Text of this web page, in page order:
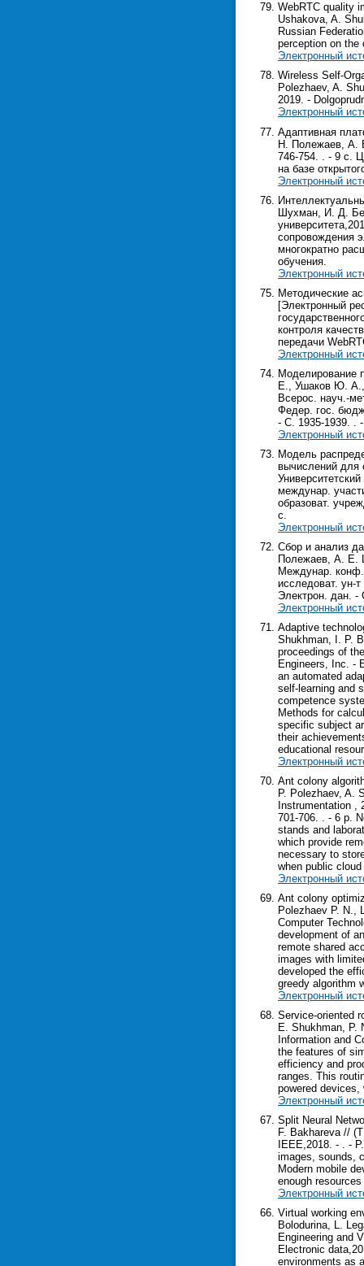
WebRTC quality
Ushakova, A.
Russian
perception on the
Электронный
Wireless Self-
Polezhaev, A.
2019. -
Электронный
Адаптивная
Н. Полежаев, А.
746-754. . - 9 с.
на базе
Электронный
Шухман, И. Д.
сопровождения
многократно
обучения.
Электронный
Методические
[Электронный
контроля
передачи
Электронный
Моделирование
Е., Ушаков Ю. А.,
Всерос. науч.-
Федер. гос.
- С. 1935-1939. .
Электронный
Модель
вычислений
междунар.
образоват.
с.
Электронный
Сбор и анализ
Полежаев, А. Е.
Междунар.
исследоват.
Электрон. дан. -
Электронный
Adaptive
Shukhman, I. P.
proceedings of
Engineers, Inc. -
an automated
self-learning and
competence
Methods for
specific subject
their
educational
Электронный
Ant colony
P. Polezhaev, A.
Instrumentation ,
701-706. . - 6 p.
stands and
which provide
necessary to
when public
Электронный
Ant colony
Polezhaev P. N.,
Computer
development of
remote shared
images with
developed the
greedy algorithm
Электронный
Service-oriented
E. Shukhman, P.
Information and
the features of
efficiency and
ranges. This
powered devices,
Электронный
Split Neural
F. Bakhareva //
IEEE,2018. - . -
images, sounds,
Modern mobile
enough
Электронный
Virtual working
Bolodurina, L.
Engineering and
Electronic
environments as